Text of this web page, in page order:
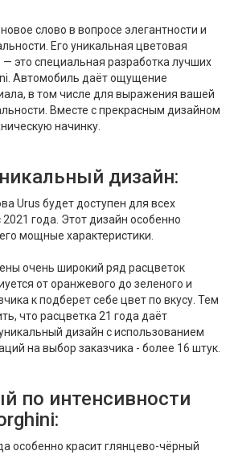
слово в вопросе элегантности и
Его уникальная цветовая
это специальная разработка лучших
Автомобиль даёт ощущение
в том числе для выражения вашей
Вместе с прекрасным дизайном
начинку.
дизайн:
Urus будет доступен для всех
года. Этот дизайн особенно
мощные характеристики.
очень широкий ряд расцветок
от оранжевого до зеленого и
к подберет себе цвет по вкусу. Тем
что расцветка 21 года даёт
дизайн с использованием
на выбор заказчика - более 16 штук.
по интенсивности
особенно красит глянцево-чёрный